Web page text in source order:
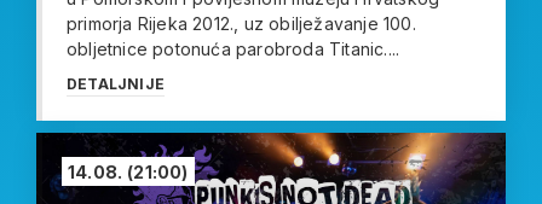
primorja Rijeka 2012., uz obilježavanje 100.
obljetnice potonuća parobroda Titanic....
DETALJNIJE
14.08. (21:00)